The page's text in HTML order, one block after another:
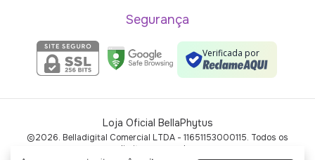
Segurança
Verificada por
Loja Oficial BellaPhytus
©2026. Belladigital Comercial LTDA - 11651153000115. Todos os
direitos reservados.